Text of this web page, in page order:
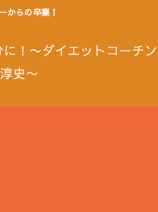
からの卒業！
！〜ダイエットコーチン
史〜